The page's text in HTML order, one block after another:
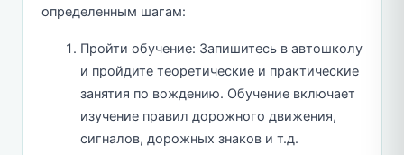
определенным шагам:
Пройти обучение: Запишитесь в автошколу
и пройдите теоретические и практические
занятия по вождению. Обучение включает
изучение правил дорожного движения,
сигналов, дорожных знаков и т.д.